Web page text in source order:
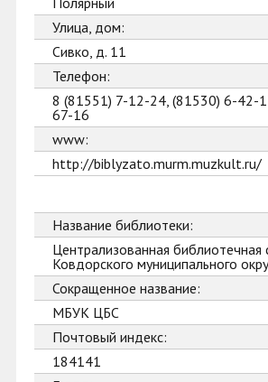
Улица, дом:
Сивко, д. 11
Телефон:
8 (81551) 7-12-24, (81530) 6-42-
67-16
www:
http://biblyzato.murm.muzkult.ru/
Название библиотеки:
Централизованная библиотечная
Ковдорского муниципального
Сокращенное название:
МБУК ЦБС
Почтовый индекс:
184141